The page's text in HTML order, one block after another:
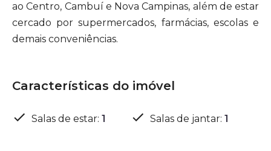
ao Centro, Cambuí e Nova Campinas, além de estar
cercado por supermercados, farmácias, escolas e
demais conveniências.
Características do imóvel
Salas de estar: 1 Salas de jantar: 1